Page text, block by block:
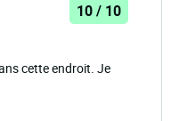
10 / 10
cette endroit. Je